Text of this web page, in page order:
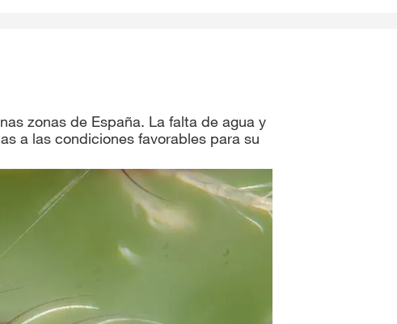
Consultores de sorgo
REGÍSTRESE
KWS en
zonas de España. La falta de agua y
a las condiciones favorables para su